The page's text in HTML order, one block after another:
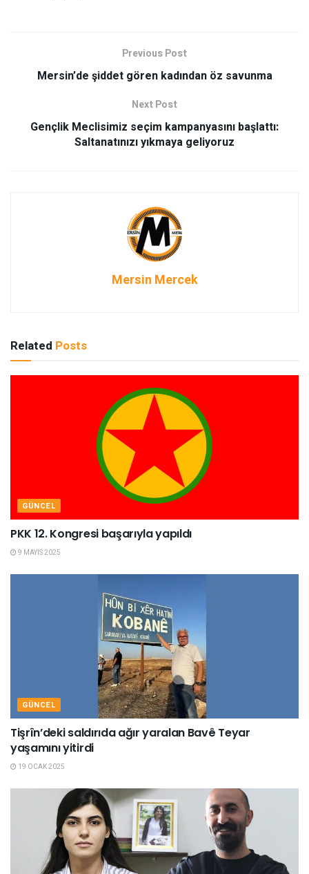
Previous Post
Mersin’de şiddet gören kadından öz savunma
Next Post
Gençlik Meclisimiz seçim kampanyasını başlattı:
Saltanatınızı yıkmaya geliyoruz
Mersin Mercek
Related Posts
GÜNCEL
PKK 12. Kongresi başarıyla yapıldı
9 MAYIS 2025
GÜNCEL
Tişrîn’deki saldırıda ağır yaralan Bavê Teyar
yaşamını yitirdi
19 OCAK 2025